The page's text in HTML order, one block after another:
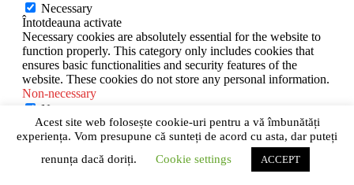
Acest site web folosește cookie-uri pentru a vă îmbunătăți
experiența. Vom presupune că sunteți de acord cu asta, dar puteți
renunța dacă doriți.
Cookie settings ACCEPT
Necessary
Întotdeauna activate
Necessary cookies are absolutely essential for the website to
function properly. This category only includes cookies that
ensures basic functionalities and security features of the
website. These cookies do not store any personal information.
Non-necessary
Non-necessary
Any cookies that may not be particularly necessary for the
website to function and is used specifically to collect user
personal data via analytics, ads, other embedded contents are
termed as non-necessary cookies. It is mandatory to procure